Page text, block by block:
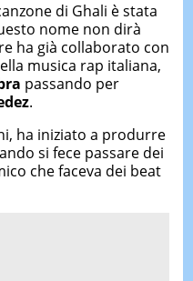
di Ghali è stata
nome non dirà
ha già collaborato con
musica rap italiana,
passando per
.
ha iniziato a produrre
si fece passare dei
che faceva dei beat